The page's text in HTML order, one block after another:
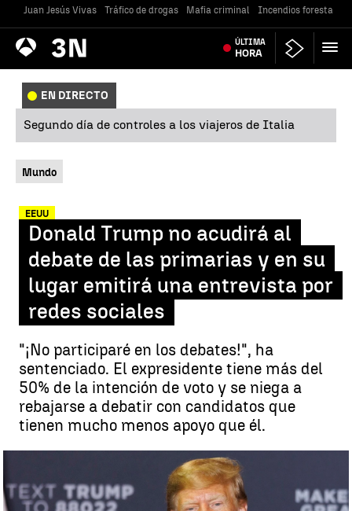
Juan Jesús Vivas Tráfico de drogas Mafia criminal Incendios forestales
Antena
3 Noticias ÚLTIMA
HORA
EN DIRECTO
Segundo día de controles a los viajeros de Italia
Mundo
EEUU
Donald Trump no acudirá al
debate de las primarias y en su
lugar emitirá una entrevista por
redes sociales
"¡No participaré en los debates!", ha
sentenciado. El expresidente tiene más del
50% de la intención de voto y se niega a
rebajarse a debatir con candidatos que
tienen mucho menos apoyo que él.
TRUMP se ausentará en el primer debate de las primarias